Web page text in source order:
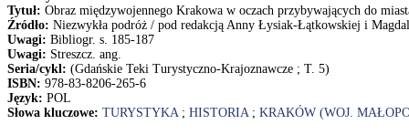
Tytuł: Obraz międzywojennego Krakowa w oczach przybywających do
Źródło: Niezwykła podróż / pod redakcją Anny Łysiak-Łątkowskiej i
Uwagi: Bibliogr. s. 185-187
Uwagi: Streszcz. ang.
Seria/cykl: (Gdańskie Teki Turystyczno-Krajoznawcze ; T. 5)
ISBN: 978-83-8206-265-6
Język: POL
Słowa kluczowe: TURYSTYKA; HISTORIA; KRAKÓW (WOJ.